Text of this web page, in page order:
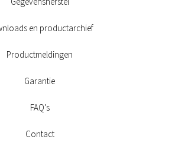
en productarchief
Productmeldingen
Garantie
FAQ’s
Contact